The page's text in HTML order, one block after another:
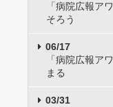
「病院広報ア
そろう
06/17
「病院広報ア
まる
03/31